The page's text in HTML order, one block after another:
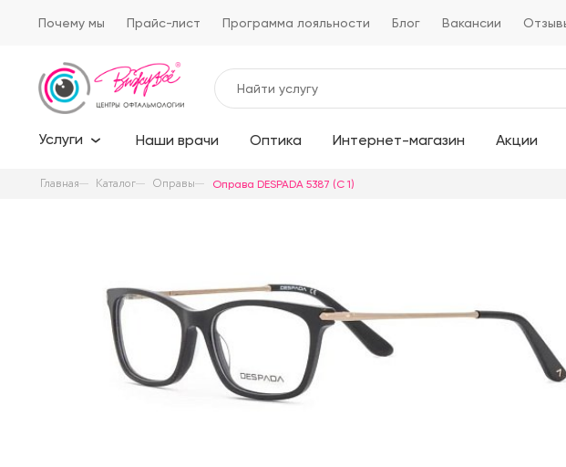
Почему мы Прайс-лист Программа лояльности Блог Вакансии
Услуги Наши врачи Оптика Интернет-магазин Акции
Главная Каталог Оправы Оправа DESPADA 5387 (C 1)